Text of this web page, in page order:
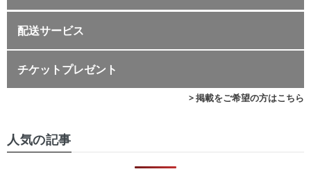
配送サービス
チケットプレゼント
> 掲載をご希望の方はこちら
人気の記事